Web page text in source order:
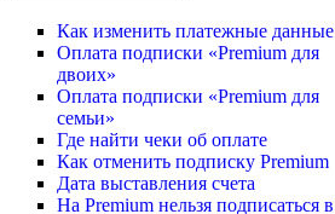
Как изменить платежные данные
Оплата подписки «Premium для
двоих»
Оплата подписки «Premium для
семьи»
Где найти чеки об оплате
Как отменить подписку Premium
Дата выставления счета
На Premium нельзя подписаться в